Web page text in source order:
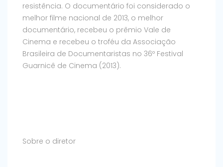
resistência. O documentário foi considerado o
melhor filme nacional de 2013, o melhor
documentário, recebeu o prêmio Vale de
Cinema e recebeu o troféu da Associação
Brasileira de Documentaristas no 36º Festival
Guarnicê de Cinema (2013).
Sobre o diretor